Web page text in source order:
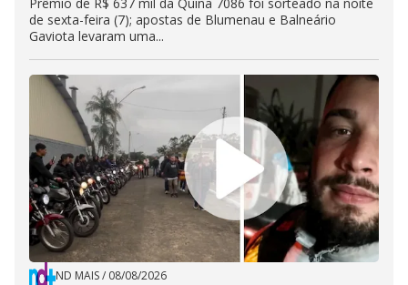
de sexta-feira (7); apostas de Blumenau e Balneário
Gaviota levaram uma...
ND MAIS/ 08/08/2026